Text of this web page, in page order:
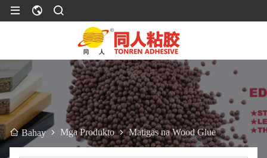
Bahay Mga Produkto Matigas na Wood Glue